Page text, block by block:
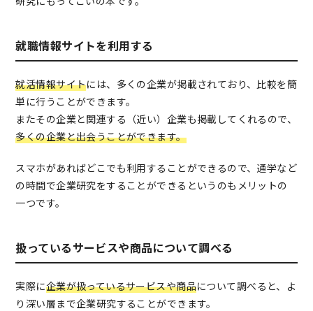
就職情報サイトを利用する
就活情報サイトには、多くの企業が掲載されており、比較を簡
単に行うことができます。
またその企業と関連する（近い）企業も掲載してくれるので、
多くの企業と出会うことができます。
スマホがあればどこでも利用することができるので、通学など
の時間で企業研究をすることができるというのもメリットの
一つです。
扱っているサービスや商品について調べる
実際に企業が扱っているサービスや商品について調べると、よ
り深い層まで企業研究することができます。